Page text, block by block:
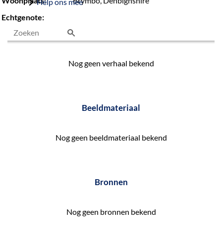
o
Echtgenote:
Nog geen verhaal bekend
Beeldmateriaal
Nog geen beeldmateriaal bekend
Bronnen
Nog geen bronnen bekend